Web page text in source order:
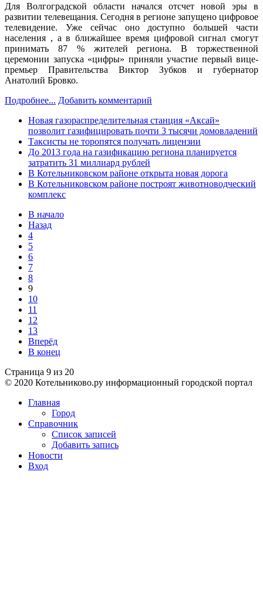
Для Волгоградской области начался отсчет новой эры в
развитии телевещания. Сегодня в регионе запущено цифровое
телевидение. Уже сейчас оно доступно большей части
населения , а в ближайшее время цифровой сигнал смогут
принимать 87 % жителей региона. В торжественной
церемонии запуска «цифры» приняли участие первый вице-
премьер Правительства Виктор Зубков и губернатор
Анатолий Бровко.
Подробнее... Добавить комментарий
Новая газораспределительная станция «Аксай»
позволит газифицировать почти 3 тысячи домовладений
Таксисты не торопятся получать лицензии
До 2013 года на газификацию региона планируется
затратить 31 миллиард рублей
В Котельниковском районе открыта новая дорога
В Котельниковском районе построят животноводческий
комплекс
В начало
Назад
4
5
6
7
8
9
10
11
12
13
Вперёд
В конец
Страница 9 из 20
© 2020 Котельниково.ру информационный городской портал
Главная
Город
Справочник
Список записей
Добавить запись
Новости
Вход